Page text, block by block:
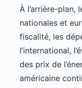
À l’arrière-plan,
nationales et
fiscalité, les
l’international,
des prix de
américaine